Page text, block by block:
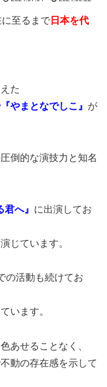
至るまで 日本を代
た
やまとなでしこ』 が
倒的な演技力と知名
君へ』 に出演してお
じています。
の活動も続けてお
います。
あせることなく、
動の存在感を示して